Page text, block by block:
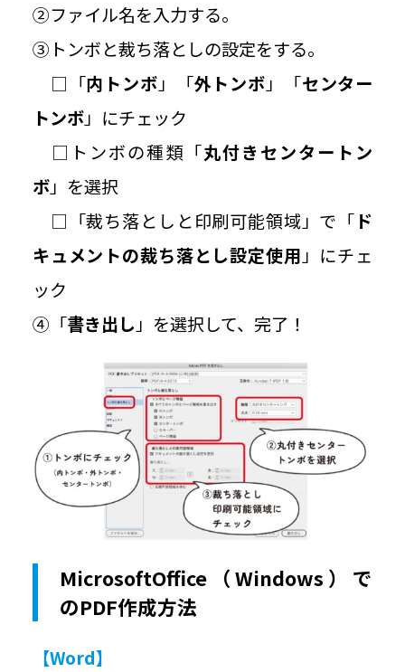
②ファイル名を入力する。
③トンボと裁ち落としの設定をする。
□「内トンボ」「外トンボ」「センター
トンボ」にチェック
□トンボの種類「丸付きセンタートン
ボ」を選択
□「裁ち落としと印刷可能領域」で「 ド
キュメントの裁ち落とし設定使用」にチェ
ック
④「書き出し」を選択して、完了！
MicrosoftOffice（Windows）で
のPDF作成方法
【Word】